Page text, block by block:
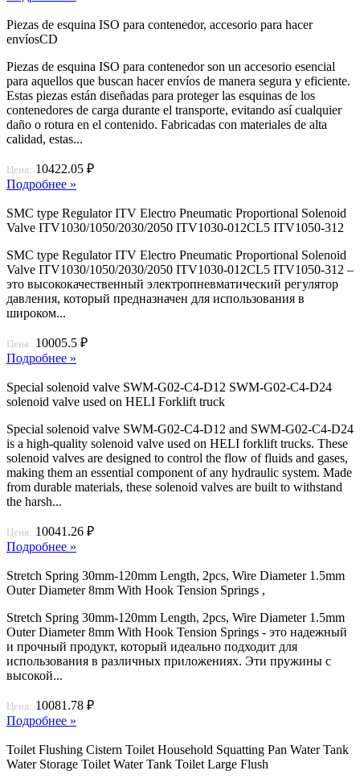
Piezas de esquina ISO para contenedor, accesorio para hacer
envíosCD
Piezas de esquina ISO para contenedor son un accesorio esencial
para aquellos que buscan hacer envíos de manera segura y eficiente.
Estas piezas están diseñadas para proteger las esquinas de los
contenedores de carga durante el transporte, evitando así cualquier
daño o rotura en el contenido. Fabricadas con materiales de alta
calidad, estas...
Цена: 10422.05 ₽
Подробнее »
SMC type Regulator ITV Electro Pneumatic Proportional Solenoid
Valve ITV1030/1050/2030/2050 ITV1030-012CL5 ITV1050-312
SMC type Regulator ITV Electro Pneumatic Proportional Solenoid
Valve ITV1030/1050/2030/2050 ITV1030-012CL5 ITV1050-312 –
это высококачественный электропневматический регулятор
давления, который предназначен для использования в
широком...
Цена: 10005.5 ₽
Подробнее »
Special solenoid valve SWM-G02-C4-D12 SWM-G02-C4-D24
solenoid valve used on HELI Forklift truck
Special solenoid valve SWM-G02-C4-D12 and SWM-G02-C4-D24
is a high-quality solenoid valve used on HELI forklift trucks. These
solenoid valves are designed to control the flow of fluids and gases,
making them an essential component of any hydraulic system. Made
from durable materials, these solenoid valves are built to withstand
the harsh...
Цена: 10041.26 ₽
Подробнее »
Stretch Spring 30mm-120mm Length, 2pcs, Wire Diameter 1.5mm
Outer Diameter 8mm With Hook Tension Springs ,
Stretch Spring 30mm-120mm Length, 2pcs, Wire Diameter 1.5mm
Outer Diameter 8mm With Hook Tension Springs - это надежный
и прочный продукт, который идеально подходит для
использования в различных приложениях. Эти пружины с
высокой...
Цена: 10081.78 ₽
Подробнее »
Toilet Flushing Cistern Toilet Household Squatting Pan Water Tank
Water Storage Toilet Water Tank Toilet Large Flush